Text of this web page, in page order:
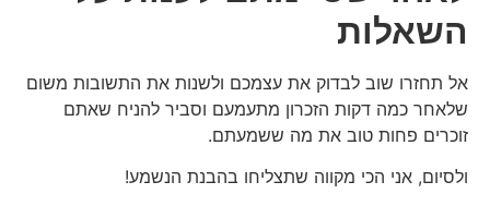
השאלות
אל תחזרו שוב לבדוק את עצמכם ולשנות את התשובות משום
שלאחר כמה דקות הזכרון מתעמעם וסביר להניח שאתם
זוכרים פחות טוב את מה ששמעתם.
ולסיום, אני הכי מקווה שתצליחו בהבנת הנשמע!